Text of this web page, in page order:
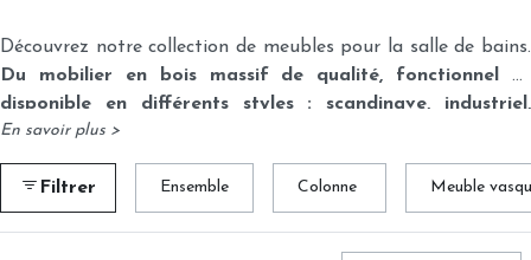
Découvrez notre collection de meubles pour la salle de bains.
Du mobilier en bois massif de qualité, fonctionnel et
disponible en différents styles : scandinave, industriel,
romantique, moderne, exotique...
chêne ou en acacia, certains de nos modèles sont équipés
d’éléments en métal, pierre, polybéton ou céramique
(notamment pour les lavabos).Choisissez votre meuble en
En savoir plus >
Filtrer Ensemble Colonne Meuble